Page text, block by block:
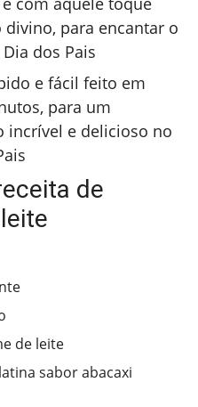
divino, para encantar o
dos Pais
e fácil feito em
para um
incrível e delicioso no
de
de leite
sabor abacaxi